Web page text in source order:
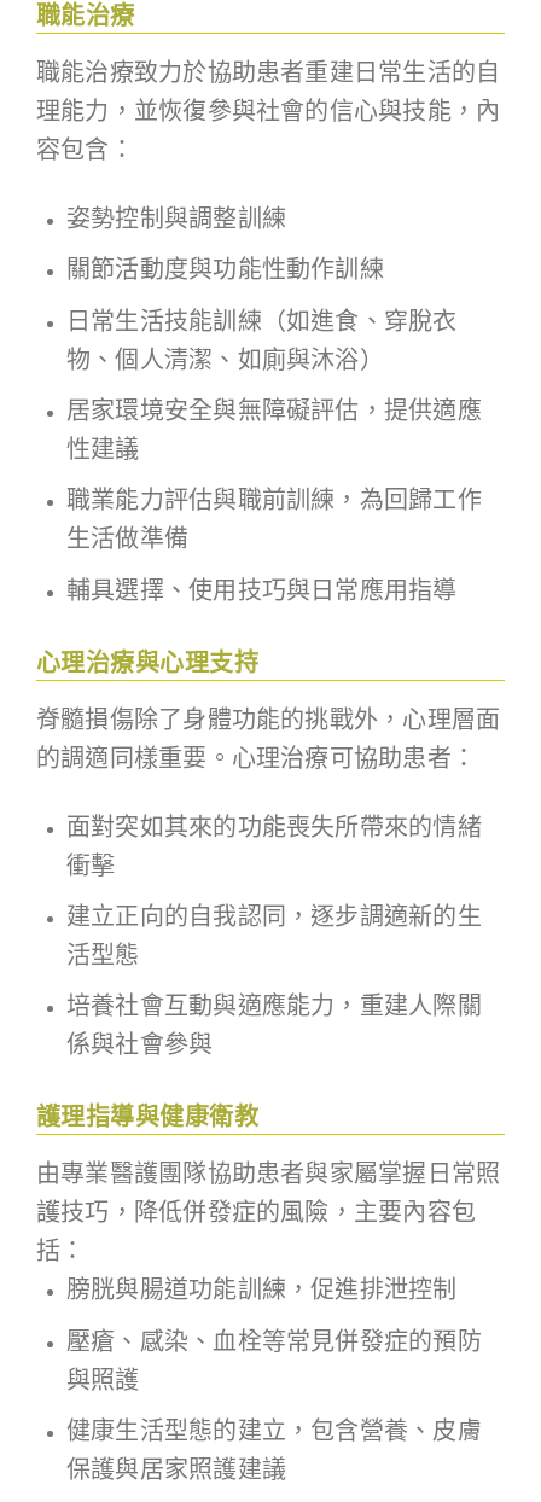
職能治療
職能治療致力於協助患者重建日常生活的自
理能力，並恢復參與社會的信心與技能，內
容包含：
姿勢控制與調整訓練
關節活動度與功能性動作訓練
日常生活技能訓練（如進食、穿脫衣
物、個人清潔、如廁與沐浴）
居家環境安全與無障礙評估，提供適應
性建議
職業能力評估與職前訓練，為回歸工作
生活做準備
輔具選擇、使用技巧與日常應用指導
心理治療與心理支持
脊髓損傷除了身體功能的挑戰外，心理層面
的調適同樣重要。心理治療可協助患者：
面對突如其來的功能喪失所帶來的情緒
衝擊
建立正向的自我認同，逐步調適新的生
活型態
培養社會互動與適應能力，重建人際關
係與社會參與
護理指導與健康衛教
由專業醫護團隊協助患者與家屬掌握日常照
護技巧，降低併發症的風險，主要內容包
括：
膀胱與腸道功能訓練，促進排泄控制
壓瘡、感染、血栓等常見併發症的預防
與照護
健康生活型態的建立，包含營養、皮膚
保護與居家照護建議